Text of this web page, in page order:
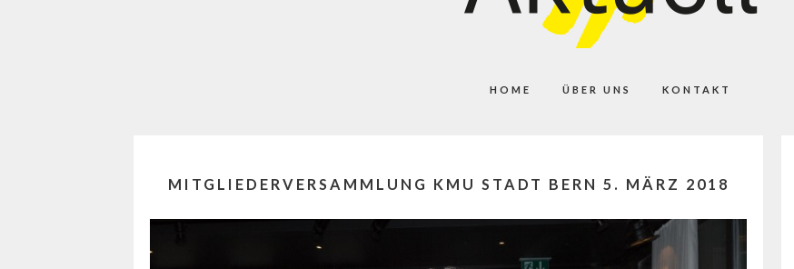
HOME ÜBER UNS KONTAKT
MITGLIEDERVERSAMMLUNG KMU STADT BERN 5. MÄRZ 2018